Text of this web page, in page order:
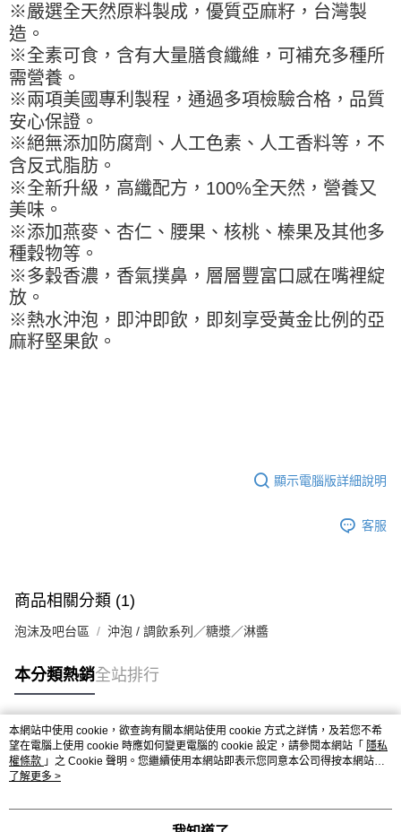
ATM／網路銀行／等多元方式進行付款，方視為交易完成。
※ 請注意：結帳手續完成當下不需立刻繳費，但若您需要取消訂單，請聯絡
購買商品的店家。未經商家同意取消之訂單仍視為有效，需透過AFTEE先享
後付繳納相關費用。
※ 交易是否成功請以「AFTEE先享後付 」之結帳頁面顯示為準，若有關於
是否繳費成功／繳費後需取消欲退款等相關疑問，請聯繫「AFTEE先享後付
客戶支援中心」https://netprotections.freshdesk.com/support/home
【注意事項】
１．透過由恩沛科技股份有限公司提供之「AFTEE先享後付」服務完成之交
易，需依本服務之必要範圍內提供個人資料，並將交易相關給付款項請求債
權轉讓予恩沛科技股份有限公司。
２．關於個人資料處理事宜，請瀏覽以下網址：
https://aftee.tw/terms/#terms3
３．未成年的使用者請事先徵得法定代理人或監護人之同意方可使用
「AFTEE先享後付」，若未經同意申辦者引起之損失，本公司不負相關責
任。
４．使用「AFTEE先享後付」時，將依據個別帳號之用戶狀況，依本公司即
時審查核予不同之上限額度；若仍有額度不足之情形，本公司將視審查結果
請求用戶進行身份認證。
５．嚴禁一人註冊多個帳號或使用他人資訊註冊。若發現惡意使用之情形，
恩沛科技股份有限公司將有權停止該用戶之使用額度並採取法律行動。
9.5kg
每筆NT$90，滿NT$990(含以上)免運費
7-11取貨付款-重量限制含紙箱10kg，請控制商品重量在9~9.5
kg
每筆NT$90，滿NT$990(含以上)免運費
付款後7-11取貨-重量限制含紙箱10kg，請控制商品重量在9~
9.5kg
每筆NT$90，滿NT$990(含以上)免運費
宅配-新竹物流
每筆NT$150，滿NT$2,000(含以上)免運費
離島客戶-中華郵政
每筆NT$120，滿NT$2,000(含以上)免運費
※嚴選全天然原料製成，優質亞麻籽，台灣製
造。
※全素可食，含有大量膳食纖維，可補充多種所
需營養。
※兩項美國專利製程，通過多項檢驗合格，品質
安心保證。
※絕無添加防腐劑、人工色素、人工香料等，不
含反式脂肪。
※全新升級，高纖配方，100%全天然，營養又
美味。
※添加燕麥、杏仁、腰果、核桃、榛果及其他多
種穀物等。
※多穀香濃，香氣撲鼻，層層豐富口感在嘴裡綻
放。
※熱水沖泡，即沖即飲，即刻享受黃金比例的亞
麻籽堅果飲。
顯示電腦版詳細說明
客服
商品相關分類 (1)
泡沫及吧台區 沖泡 / 調飲系列／糖漿／淋醬
本分類熱銷全站排行
熱門標籤
本網站中使用 cookie，欲查詢有關本網站使用 cookie 方式之詳情，及若您不希
望在電腦上使用 cookie 時應如何變更電腦的 cookie 設定，請參閱本網站「 隱私
權條款 」之 Cookie 聲明。您繼續使用本網站即表示您同意本公司得按本網站使
用條款之 Cookie 聲明使用 cookie。
了解更多 >